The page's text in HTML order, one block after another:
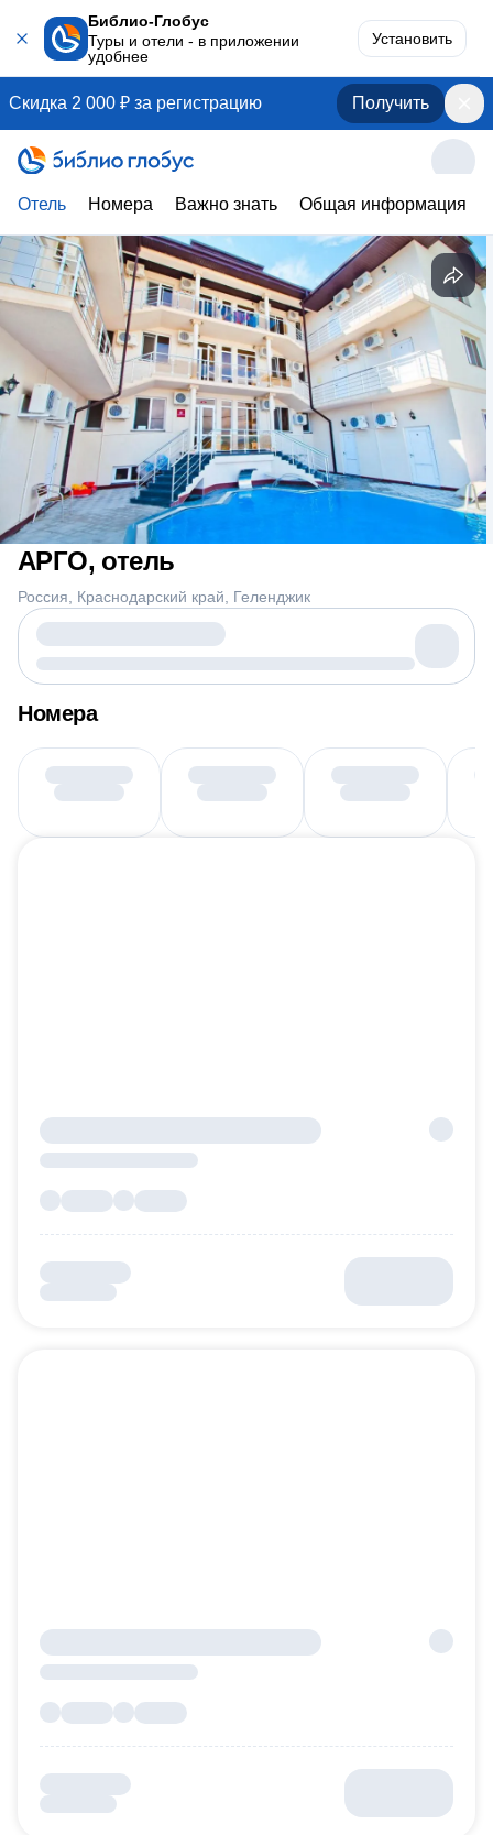
Библио-Глобус
Туры и отели - в приложении
удобнее
Установить
Скидка 2 000 ₽ за регистрацию Получить
Отель Номера Важно знать Общая информация
АРГО, отель
Россия Краснодарский край Геленджик
Номера